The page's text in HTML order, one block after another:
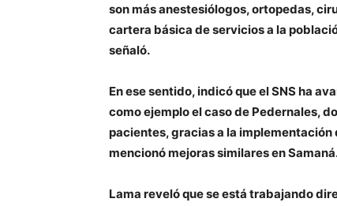
son más anestesiólogos, ortopedas,
cartera básica de servicios a la
señaló.
En ese sentido, indicó que el SNS ha
como ejemplo el caso de Pedernales,
pacientes, gracias a la
mencionó mejoras similares en
Lama reveló que se está trabajando